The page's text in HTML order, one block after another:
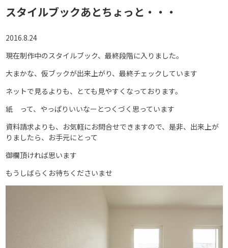
スタイルブックあとちょっと・・・
2016.8.24
現在制作中のスタイルブック、最終段階に入りました。
大まかな、仮ブックが出来上がり、最終チェックしています
ネットで見るよりも、とても見やすくなっております。
紙 って、やっぱりいいなーとつくづく思っています
資料請求よりも、お気軽にお問合せできますので、是非、出来上が
りましたら、お手元にとって
御欄頂ければ思います
もうしばらくお待ちくださいませ